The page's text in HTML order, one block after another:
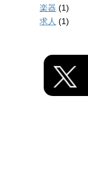
楽器 (1)
求人 (1)